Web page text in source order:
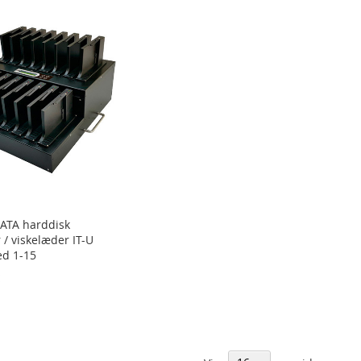
harddisk
viskelæder IT-U
1-15